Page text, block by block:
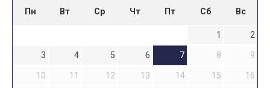
Пн Вт Ср Чт Пт Сб Вс
1
2
3
4 5 6 7 8
9
10
11 12 13 14 15
16